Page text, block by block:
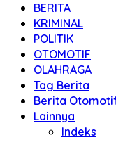
BERITA
KRIMINAL
POLITIK
OTOMOTIF
OLAHRAGA
Tag Berita
Berita
Lainnya
Indeks